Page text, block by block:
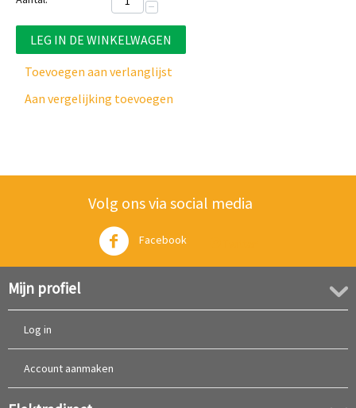
−
LEG IN DE WINKELWAGEN
Toevoegen aan verlanglijst
Aan vergelijking toevoegen
Volg ons via social media
Facebook
Mijn profiel
Log in
Account aanmaken